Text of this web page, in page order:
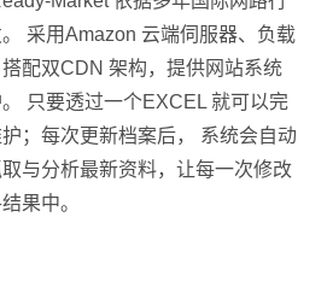
采用Amazon 云端伺服器、负载
配双CDN 架构，提供网站系统
只要透过一个EXCEL 就可以完
；每次更新档案后， 系统会自动
与分析最新资料，让每一次修改
果中。